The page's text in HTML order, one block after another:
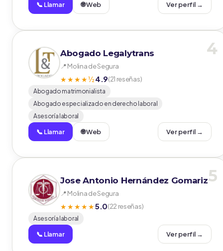
📞 Llamar 🌐 Web Ver perfil →
4
Abogado Legalytrans
📍 Molina de Segura
★★★★½4.9(21 reseñas)
Abogado matrimonialista
Abogado especializado en derecho laboral
Asesoría laboral
📞 Llamar 🌐 Web Ver perfil →
5
Jose Antonio Hernández Gomariz
📍 Molina de Segura
★★★★★5.0(22 reseñas)
Asesoría laboral
📞 Llamar Ver perfil →